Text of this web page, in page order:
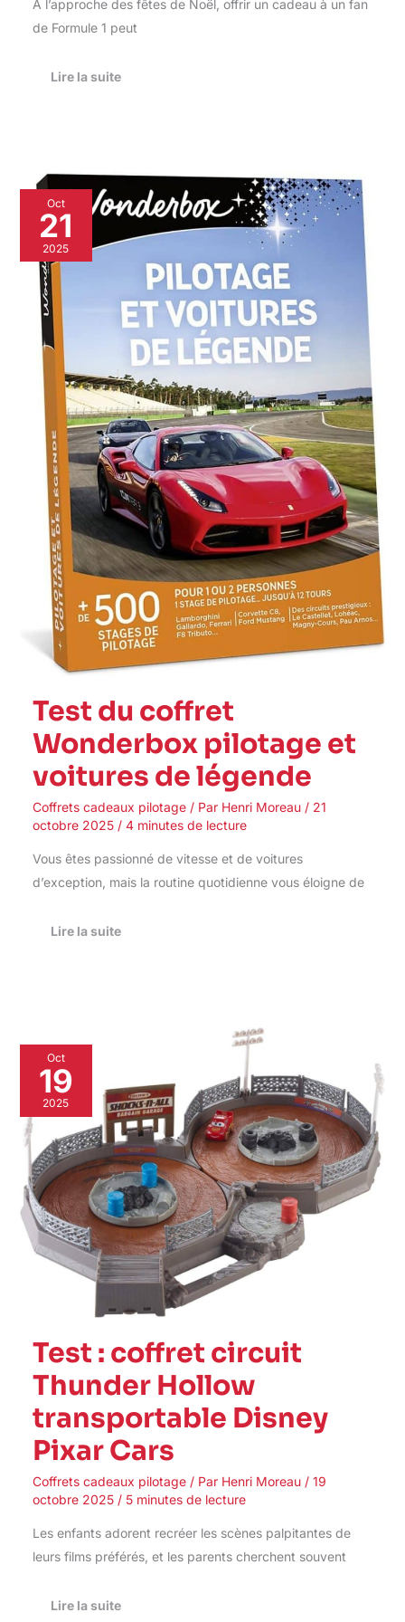
À l’approche des fêtes de Noël, offrir un cadeau à un fan
de Formule 1 peut
Lire la suite
Oct
21
2025
Test du coffret
Wonderbox pilotage et
voitures de légende
Coffrets cadeaux pilotage/ Par Henri Moreau / 21
octobre 2025 / 4 minutes de lecture
Vous êtes passionné de vitesse et de voitures
d’exception, mais la routine quotidienne vous éloigne de
Test
du
coffret
Wonderbox
pilotage
et
voitures
de
légende
Lire la suite
Oct
19
2025
Test : coffret circuit
Thunder Hollow
transportable Disney
Pixar Cars
Coffrets cadeaux pilotage/ Par Henri Moreau / 19
octobre 2025 / 5 minutes de lecture
Les enfants adorent recréer les scènes palpitantes de
leurs films préférés, et les parents cherchent souvent
Test
:
coffret
circuit
Thunder
Hollow
transportable
Disney
Pixar
Cars
Lire la suite